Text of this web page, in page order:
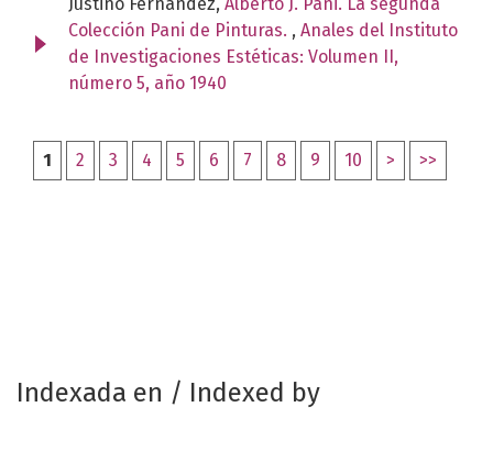
Colección Pani de Pinturas. , Anales del Instituto
de Investigaciones Estéticas: Volumen II,
número 5, año 1940
1 2 3 4 5 6 7 8 9 10 > >>
Indexada en / Indexed by